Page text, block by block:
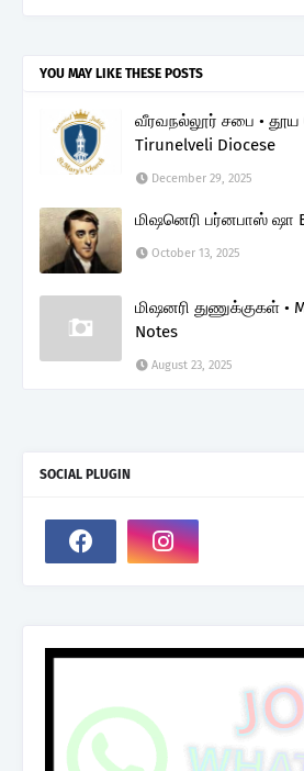
YOU MAY LIKE THESE POSTS
வீரவநல்லூர் சபை • தூய
Tirunelveli Diocese
December 29, 2025
மிஷனெரி பர்னபாஸ் ஷா
October 13, 2025
மிஷனரி துணுக்குகள் •
Notes
August 23, 2025
SOCIAL PLUGIN